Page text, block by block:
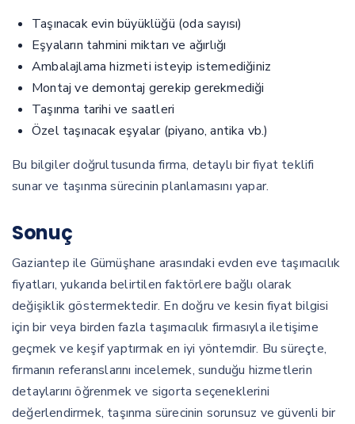
Taşınacak evin büyüklüğü (oda sayısı)
Eşyaların tahmini miktarı ve ağırlığı
Ambalajlama hizmeti isteyip istemediğiniz
Montaj ve demontaj gerekip gerekmediği
Taşınma tarihi ve saatleri
Özel taşınacak eşyalar (piyano, antika vb.)
Bu bilgiler doğrultusunda firma, detaylı bir fiyat teklifi
sunar ve taşınma sürecinin planlamasını yapar.
Sonuç
Gaziantep ile Gümüşhane arasındaki evden eve taşımacılık
fiyatları, yukarıda belirtilen faktörlere bağlı olarak
değişiklik göstermektedir. En doğru ve kesin fiyat bilgisi
için bir veya birden fazla taşımacılık firmasıyla iletişime
geçmek ve keşif yaptırmak en iyi yöntemdir. Bu süreçte,
firmanın referanslarını incelemek, sunduğu hizmetlerin
detaylarını öğrenmek ve sigorta seçeneklerini
değerlendirmek, taşınma sürecinin sorunsuz ve güvenli bir